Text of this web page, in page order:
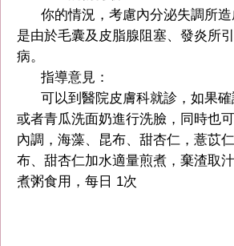
你的情況，考慮內分泌失調所造
是由於毛囊及皮脂腺阻塞、發炎所
病。
指導意見：
可以到醫院皮膚科就診，如果確
或者青瓜洗面奶進行洗臉，同時也
內調，海藻、昆布、甜杏仁，薏苡
布、甜杏仁加水適量煎煮，棄渣取
煮粥食用，每日 1次